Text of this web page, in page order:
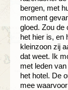
bergen, met
moment
gloed. Zou de
het hier is, en
kleinzoon zij
dat weet. Ik
met leden
het hotel. De
mee